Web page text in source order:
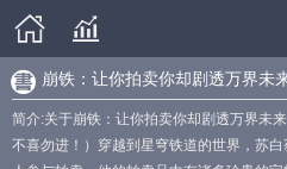
崩铁：让你拍卖你却剧透万界未
简介:关于崩铁：让你拍卖你却剧透万界未
不喜勿进！）穿越到星穹铁道的世界，苏